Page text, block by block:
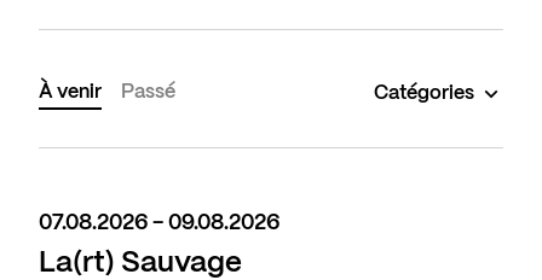
À venir Passé Catégories
07.08.2026 - 09.08.2026
La(rt) Sauvage